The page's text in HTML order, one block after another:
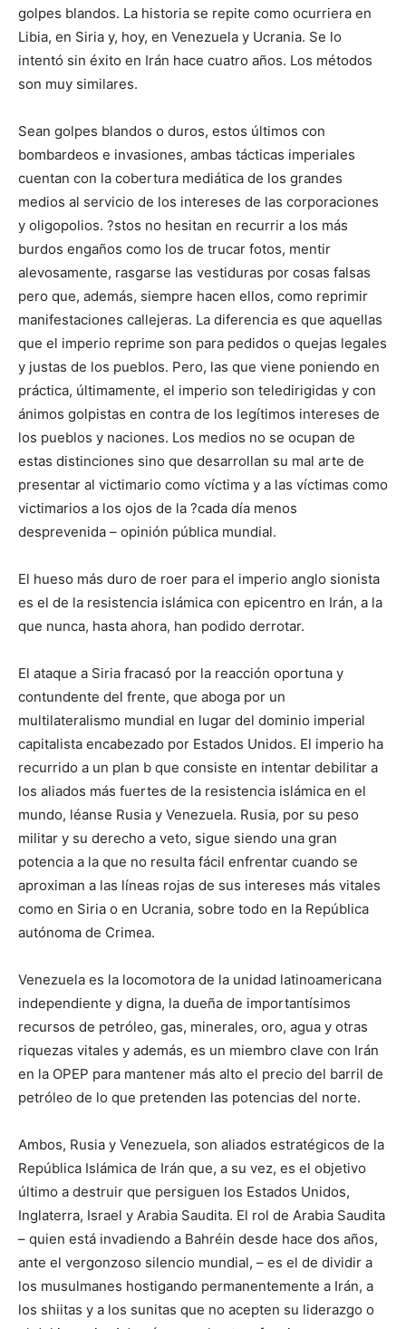
golpes blandos. La historia se repite como ocurriera en
Libia, en Siria y, hoy, en Venezuela y Ucrania. Se lo
intentó sin éxito en Irán hace cuatro años. Los métodos
son muy similares.
Sean golpes blandos o duros, estos últimos con
bombardeos e invasiones, ambas tácticas imperiales
cuentan con la cobertura mediática de los grandes
medios al servicio de los intereses de las corporaciones
y oligopolios. ?stos no hesitan en recurrir a los más
burdos engaños como los de trucar fotos, mentir
alevosamente, rasgarse las vestiduras por cosas falsas
pero que, además, siempre hacen ellos, como reprimir
manifestaciones callejeras. La diferencia es que aquellas
que el imperio reprime son para pedidos o quejas legales
y justas de los pueblos. Pero, las que viene poniendo en
práctica, últimamente, el imperio son teledirigidas y con
ánimos golpistas en contra de los legítimos intereses de
los pueblos y naciones. Los medios no se ocupan de
estas distinciones sino que desarrollan su mal arte de
presentar al victimario como víctima y a las víctimas como
victimarios a los ojos de la ?cada día menos
desprevenida – opinión pública mundial.
El hueso más duro de roer para el imperio anglo sionista
es el de la resistencia islámica con epicentro en Irán, a la
que nunca, hasta ahora, han podido derrotar.
El ataque a Siria fracasó por la reacción oportuna y
contundente del frente, que aboga por un
multilateralismo mundial en lugar del dominio imperial
capitalista encabezado por Estados Unidos. El imperio ha
recurrido a un plan b que consiste en intentar debilitar a
los aliados más fuertes de la resistencia islámica en el
mundo, léanse Rusia y Venezuela. Rusia, por su peso
militar y su derecho a veto, sigue siendo una gran
potencia a la que no resulta fácil enfrentar cuando se
aproximan a las líneas rojas de sus intereses más vitales
como en Siria o en Ucrania, sobre todo en la República
autónoma de Crimea.
Venezuela es la locomotora de la unidad latinoamericana
independiente y digna, la dueña de importantísimos
recursos de petróleo, gas, minerales, oro, agua y otras
riquezas vitales y además, es un miembro clave con Irán
en la OPEP para mantener más alto el precio del barril de
petróleo de lo que pretenden las potencias del norte.
Ambos, Rusia y Venezuela, son aliados estratégicos de la
República Islámica de Irán que, a su vez, es el objetivo
último a destruir que persiguen los Estados Unidos,
Inglaterra, Israel y Arabia Saudita. El rol de Arabia Saudita
– quien está invadiendo a Bahréin desde hace dos años,
ante el vergonzoso silencio mundial, – es el de dividir a
los musulmanes hostigando permanentemente a Irán, a
los shiitas y a los sunitas que no acepten su liderazgo o